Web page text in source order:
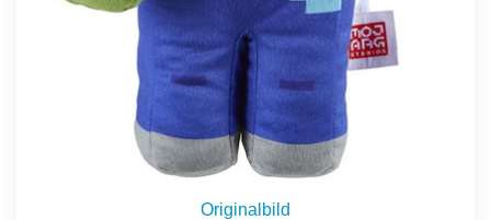
Originalbild